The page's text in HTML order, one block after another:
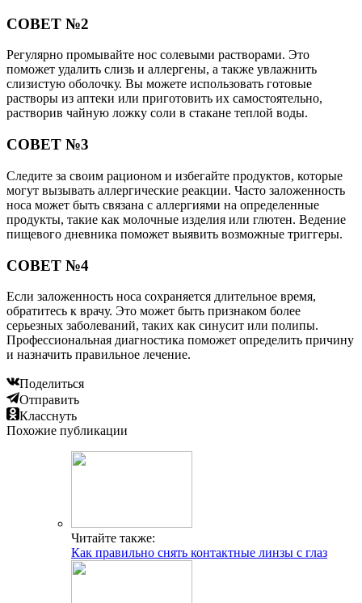
СОВЕТ №2
Регулярно промывайте нос солевыми растворами. Это
поможет удалить слизь и аллергены, а также увлажнить
слизистую оболочку. Вы можете использовать готовые
растворы из аптеки или приготовить их самостоятельно,
растворив чайную ложку соли в стакане теплой воды.
СОВЕТ №3
Следите за своим рационом и избегайте продуктов, которые
могут вызывать аллергические реакции. Часто заложенность
носа может быть связана с аллергиями на определенные
продукты, такие как молочные изделия или глютен. Ведение
пищевого дневника поможет выявить возможные триггеры.
СОВЕТ №4
Если заложенность носа сохраняется длительное время,
обратитесь к врачу. Это может быть признаком более
серьезных заболеваний, таких как синусит или полипы.
Профессиональная диагностика поможет определить причину
и назначить правильное лечение.
Поделиться
Отправить
Класснуть
Похожие публикации
Читайте также:
Как правильно снять контактные линзы с глаз